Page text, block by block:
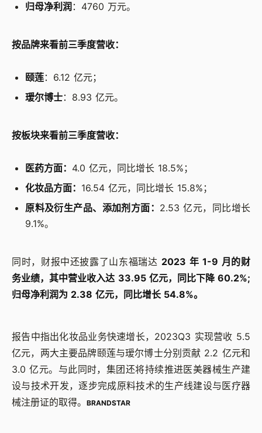
归母净利润 ：4760 万元。
按品牌来看前三季度营收：
颐莲：6.12 亿元；
瑷尔博士：8.93 亿元。
按板块来看前三季度营收：
医药方面： 4.0 亿元，同比增长 18.5%；
化妆品方面： 16.54 亿元，同比增长 15.8%；
原料及衍生产品、添加剂方面： 2.53 亿元，同比增长
9.1%。
同时，财报中还披露了山东福瑞达 2023 年 1-9 月的财
务业绩，其中营业收入达 33.95 亿元，同比下降 60.2%;
归母净利润为 2.38 亿元，同比增长 54.8%。
报告中指出化妆品业务快速增长，2023Q3 实现营收 5.5
亿元，两大主要品牌颐莲与瑷尔博士分别贡献 2.2 亿元和
3.0 亿元。与此同时，集团还将持续推进医美器械生产建
设与技术开发，逐步完成原料技术的生产线建设与医疗器
械注册证的取得。
BRANDSTAR